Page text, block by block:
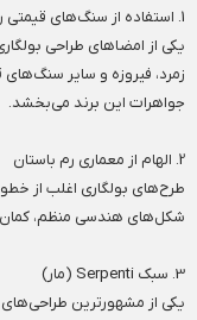
1. استفاده از سنگ‌های قیمتی رنگی
یکی از امضاهای طراحی
زمرد، فیروزه و سایر سنگ‌های
جواهرات این برند می‌بخشد.
2. الهام از معماری رم باستان
طرح‌های بولگاری اغلب از
شکل‌های هندسی منظم،
3. سبک Serpenti (مار)